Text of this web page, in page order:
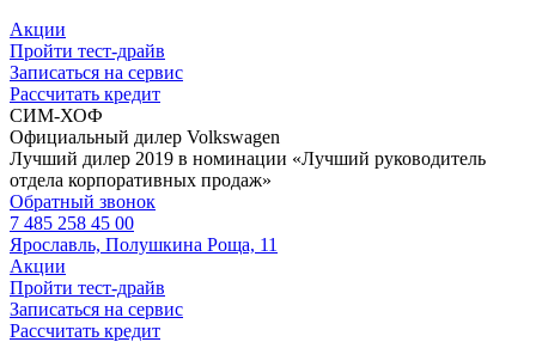
Акции
Пройти тест-драйв
Записаться на сервис
Рассчитать кредит
СИМ-ХОФ
Официальный дилер Volkswagen
Лучший дилер 2019 в номинации «Лучший руководитель
отдела корпоративных продаж»
Обратный звонок
7 485 258 45 00
Ярославль, Полушкина Роща, 11
Акции
Пройти тест-драйв
Записаться на сервис
Рассчитать кредит